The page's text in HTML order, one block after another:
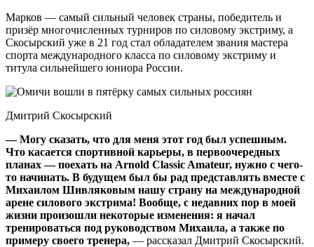
Марков — самый сильный человек страны, победитель и
призёр многочисленных турниров по силовому экстриму, а
Скосырский уже в 21 год стал обладателем звания мастера
спорта международного класса по силовому экстриму и
титула сильнейшего юниора России.
Дмитрий Скосырский
— Могу сказать, что для меня этот год был успешным.
Что касается спортивной карьеры, в первоочередных
планах — поехать на Arnold Classic Amateur, нужно с чего-
то начинать. В будущем был бы рад представлять вместе с
Михаилом Шивляковым нашу страну на международной
арене силового экстрима! Вообще, с недавних пор в моей
жизни произошли некоторые изменения: я начал
тренироваться под руководством Михаила, а также по
примеру своего тренера, — рассказал Дмитрий Скосырский.